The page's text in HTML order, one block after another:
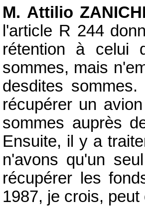
M. Attilio
l'article R 244
rétention à celui
sommes, mais
desdites
récupérer un
sommes auprès
Ensuite, il y a
n'avons qu'un
récupérer les
1987, je crois,